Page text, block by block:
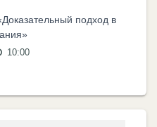
подход в
10:00